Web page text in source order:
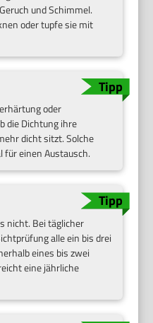
und Schimmel.
oder tupfe sie mit
oder
die Dichtung ihre
dicht sitzt. Solche
für einen Austausch.
nicht. Bei täglicher
alle ein bis drei
eines bis zwei
eine jährliche